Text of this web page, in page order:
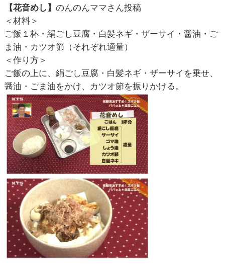
【花音めし】 のんのんママさん投稿
＜材料＞
ご飯１杯・絹ごし豆腐・白髪ネギ・ザーサイ・醤油・ご
ま油・カツオ節（それぞれ適量）
＜作り方＞
ご飯の上に、絹ごし豆腐・白髪ネギ・ザーサイを乗せ、
醤油・ごま油をかけ、カツオ節を振りかける。